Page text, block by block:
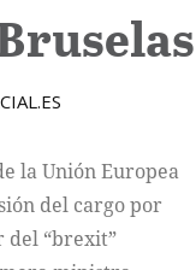
la Unión Europea
del cargo por
del “brexit”